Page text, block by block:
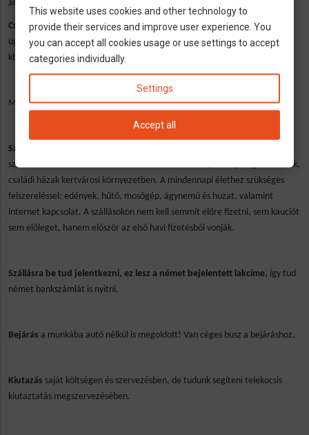
állampolgár.
Családosoknak+ 150 EUR a fizetés, ha 3-as adókategóriában van (ennek
ügyintésében segítünk). Gyerekek után német családi pótlék igényelhető
kb. 200 EUR/gyerek (a Magyarországon élő gyermekekre is lehet!!!)
Munkáscipőt ingyenesen biztosít a cég.
Szállást
szállásokon. A szállások nem munkásszállók, hanem panzió jellegű szállások,
családi házak kertvárosi környezetben. A mindennapi élethez szükséges
felszereléssel: edények, hűtő, mosógép, ágynemű és huzat, valamint
internet kapcsolat. A szállásokon nem kell semmit előre fizetni, sem kauciót
sem előleget, hanem először az első havi fizetésből vonják.
Szállásra be tud jelentkezni, ez lesz a német bejelentett lakcíme, így tud
német bankszámlát is nyitni.
Bejárás a munkába autó nélkül is megoldott! Van céges busz a bejáráshoz.
Kiutazás saját költségen és szervezésben, de tudunk segíteni telekocsis
kiutaztatás megszervezésében.
This website uses cookies and other technology to
provide their services and improve user experience. You
you can accept all cookies usage or use settings to accept
categories individually.
Settings
Accept all